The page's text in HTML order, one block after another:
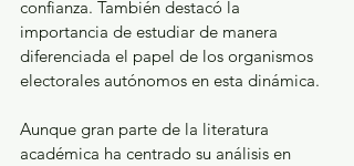
confianza. También destacó la
importancia de estudiar de manera
diferenciada el papel de los organismos
electorales autónomos en esta dinámica.
Aunque gran parte de la literatura
académica ha centrado su análisis en